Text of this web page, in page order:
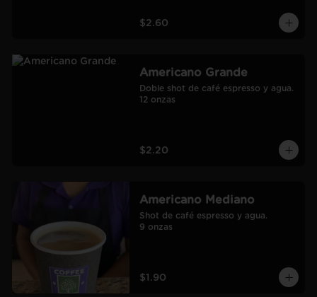
$2.60
Americano Grande
Doble shot de café espresso y agua.
12 onzas
$2.20
Americano Mediano
Shot de café espresso y agua.
9 onzas
$1.90